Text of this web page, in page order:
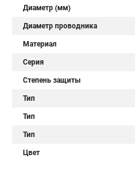
Диаметр (мм)
Диаметр проводника
Материал
Серия
Степень защиты
Тип
Тип
Тип
Цвет